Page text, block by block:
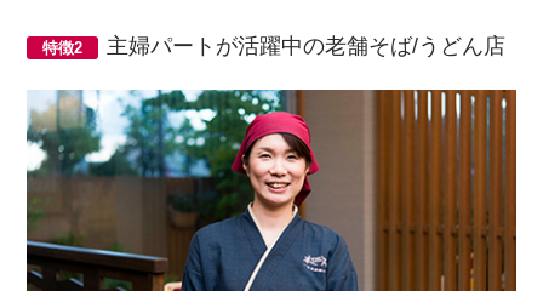
特徴2 主婦パートが活躍中の老舗そば/うどん店